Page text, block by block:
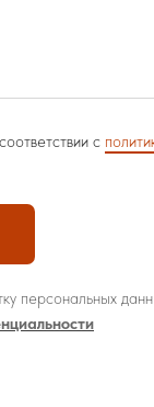
с
персональных